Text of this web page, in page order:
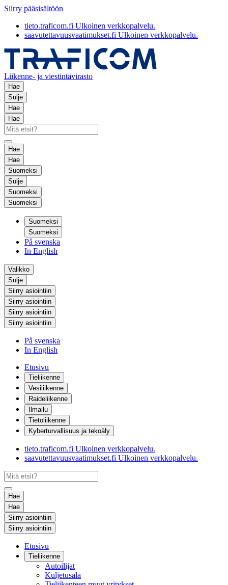
Siirry pääsisältöön
tieto.traficom.fi Ulkoinen verkkopalvelu.
saavutettavuusvaatimukset.fi Ulkoinen verkkopalvelu.
Liikenne- ja viestintävirasto
Hae
Sulje
Hae
Hae
Hae
Hae
Suomeksi
Sulje
Suomeksi
Suomeksi
Suomeksi
Suomeksi
På svenska
In English
Valikko
Sulje
Siirry asiointiin
Siirry asiointiin
Siirry asiointiin
Siirry asiointiin
På svenska
In English
Etusivu
Tieliikenne
Vesiliikenne
Raideliikenne
Ilmailu
Tietoliikenne
Kyberturvallisuus ja tekoäly
tieto.traficom.fi Ulkoinen verkkopalvelu.
saavutettavuusvaatimukset.fi Ulkoinen verkkopalvelu.
Hae
Hae
Siirry asiointiin
Siirry asiointiin
Etusivu
Tieliikenne
Autoilijat
Kuljetusala